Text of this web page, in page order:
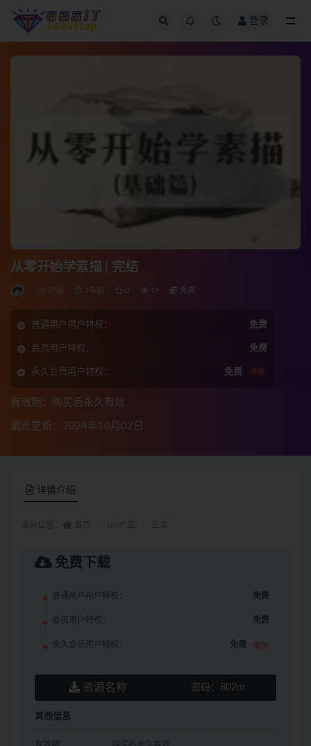
登录
从零开始学素描 | 完结
UI/产品 3年前 0 19 免费
普通用户用户特权： 免费
会员用户特权： 免费
永久会员用户特权： 免费 推荐
有效期：购买后永久有效
最近更新：2024年10月02日
详情介绍
免费下载
普通用户用户特权： 免费
会员用户特权： 免费
永久会员用户特权： 免费 推荐
资源名称 密码： 802m
其他信息